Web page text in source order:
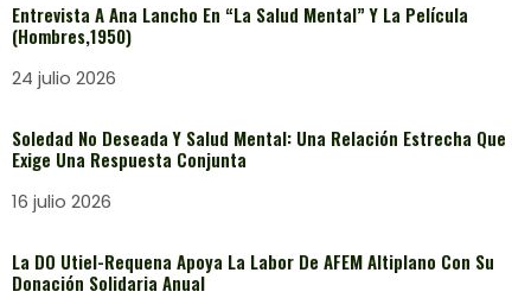
Entrevista A Ana Lancho En “La Salud Mental” Y La Película
(Hombres,1950)
24 julio 2026
Soledad No Deseada Y Salud Mental: Una Relación Estrecha Que
Exige Una Respuesta Conjunta
16 julio 2026
La DO Utiel-Requena Apoya La Labor De AFEM Altiplano Con Su
Donación Solidaria Anual